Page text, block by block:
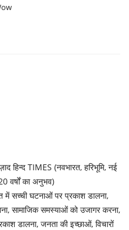
हिन्द TIMES (नवभारत, हरिभूमि, नई
वर्षों का अनुभव)
सच्ची घटनाओं पर प्रकाश डालना,
सामाजिक समस्याओं को उजागर करना,
डालना, जनता की इच्छाओं, विचारों